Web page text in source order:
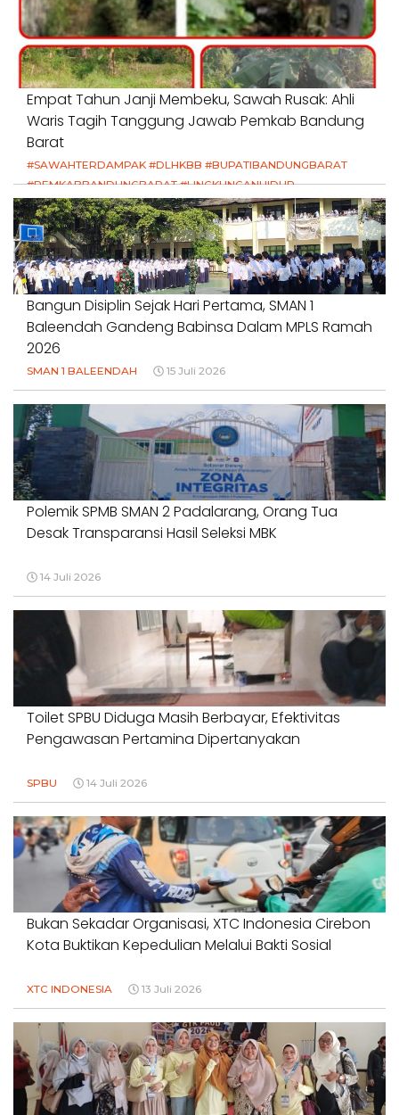
Empat Tahun Janji Membeku, Sawah Rusak: Ahli
Waris Tagih Tanggung Jawab Pemkab Bandung
Barat
#SAWAHTERDAMPAK #DLHKBB #BUPATIBANDUNGBARAT
#PEMKABBANDUNGBARAT #LINGKUNGANHIDUP
#HAKPETANI #KEADILANUNTUKPETANI
#NORMALISASISALURAN #IRIGASIRUSAK
#DUGAANPENCEMARAN #AKUNTABILITASPEMERINTAH
18 Juli 2026
Bangun Disiplin Sejak Hari Pertama, SMAN 1
Baleendah Gandeng Babinsa Dalam MPLS Ramah
2026
SMAN 1 BALEENDAH 15 Juli 2026
Polemik SPMB SMAN 2 Padalarang, Orang Tua
Desak Transparansi Hasil Seleksi MBK
14 Juli 2026
Toilet SPBU Diduga Masih Berbayar, Efektivitas
Pengawasan Pertamina Dipertanyakan
SPBU 14 Juli 2026
Bukan Sekadar Organisasi, XTC Indonesia Cirebon
Kota Buktikan Kepedulian Melalui Bakti Sosial
XTC INDONESIA 13 Juli 2026